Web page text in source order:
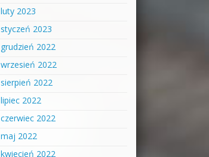
luty 2023
styczeń 2023
grudzień 2022
wrzesień 2022
sierpień 2022
lipiec 2022
czerwiec 2022
maj 2022
kwiecień 2022